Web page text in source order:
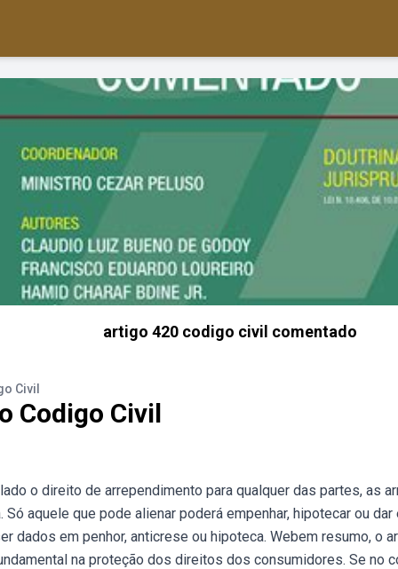
artigo 420 codigo civil comentado
Civil
Codigo Civil
o direito de arrependimento para qualquer das partes, as
Só aquele que pode alienar poderá empenhar, hipotecar ou
dados em penhor, anticrese ou hipoteca. Webem resumo, o
na proteção dos direitos dos consumidores. Se no